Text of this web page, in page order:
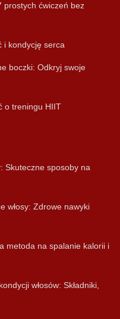
prostych ćwiczeń bez
i kondycję serca
boczki: Odkryj swoje
o treningu HIIT
Skuteczne sposoby na
włosy: Zdrowe nawyki
metoda na spalanie kalorii i
włosów: Składniki,